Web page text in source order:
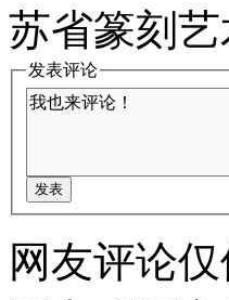
苏省篆刻
发表评论
网友评论